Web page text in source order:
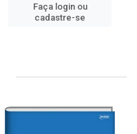
Faça login ou
cadastre-se